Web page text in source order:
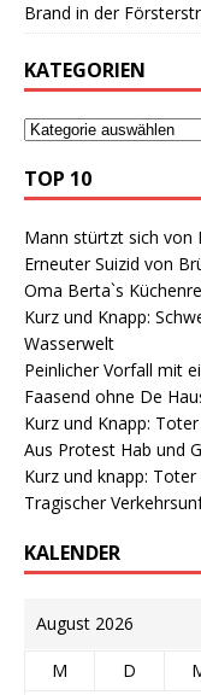
Brand in der
KATEGORIEN
TOP 10
Mann stürtzt sich von
Erneuter Suizid von
Oma Berta`s
Kurz und Knapp:
Wasserwelt
Peinlicher Vorfall mit
Faasend ohne De
Kurz und Knapp:
Aus Protest Hab und
Kurz und knapp:
Tragischer
KALENDER
August 2026
M D